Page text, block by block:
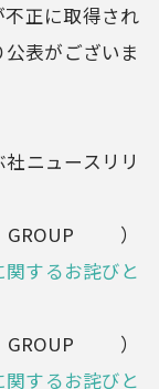
正に取得され
表がございま
ニュースリリ
）
するお詫びと
）
するお詫びと